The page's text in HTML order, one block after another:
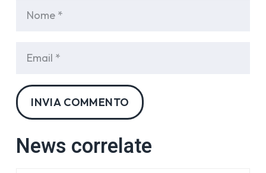
INVIA COMMENTO
News correlate